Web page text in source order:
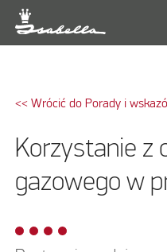
<< Wrócić do Porady i
Korzystanie z
gazowego w